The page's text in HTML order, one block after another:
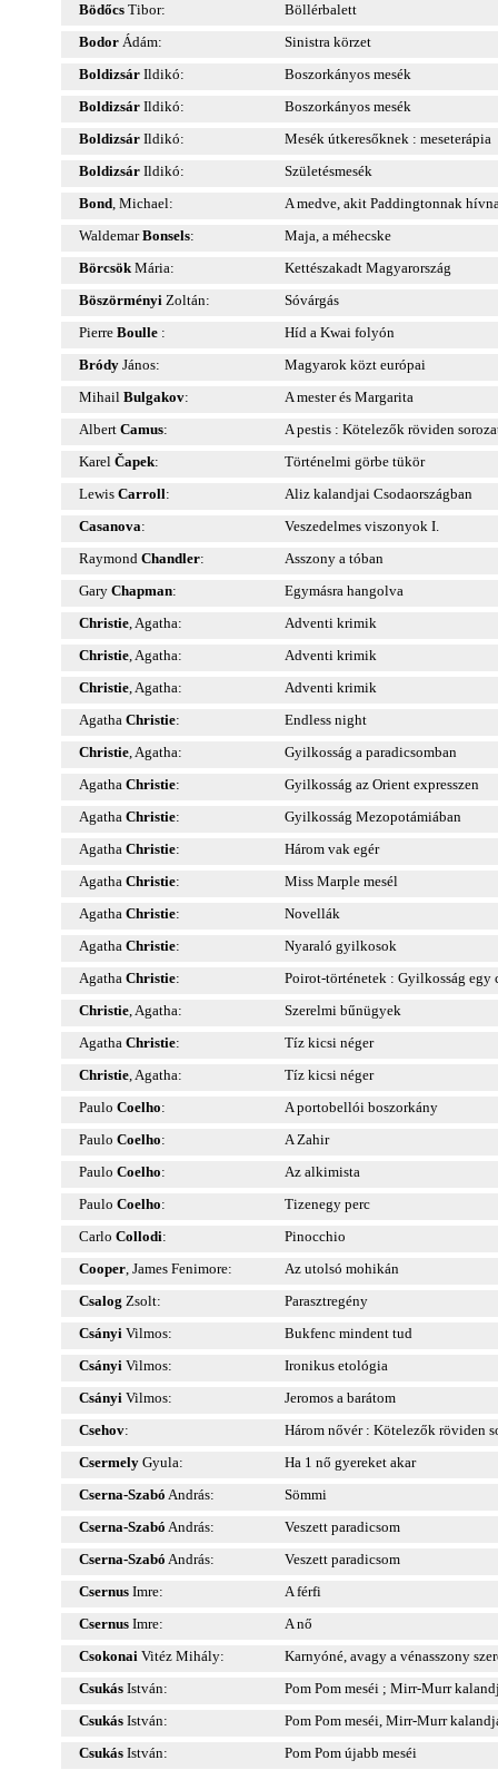
Bödőcs Tibor:
Böllérbalett
Bodor Ádám:
Sinistra körzet
Boldizsár Ildikó:
Boszorkányos mesék
Boldizsár Ildikó:
Boszorkányos mesék
Boldizsár Ildikó:
Mesék útkeresőknek : meseterápia
Boldizsár Ildikó:
Születésmesék
Bond, Michael:
A medve, akit Paddingtonnak
WaldemarBonsels:
Maja, a méhecske
BörcsökMária:
Kettészakadt Magyarország
Böszörményi Zoltán:
Sóvárgás
Pierre Boulle :
Híd a Kwai folyón
Bródy János:
Magyarok közt európai
Mihail Bulgakov:
A mester és Margarita
Albert Camus:
A pestis : Kötelezők röviden
Karel Čapek:
Történelmi görbe tükör
Lewis Carroll:
Aliz kalandjai Csodaországban
Casanova:
Veszedelmes viszonyok I.
Raymond Chandler:
Asszony a tóban
Gary Chapman:
Egymásra hangolva
Christie, Agatha:
Adventi krimik
Christie, Agatha:
Adventi krimik
Christie, Agatha:
Adventi krimik
Agatha Christie:
Endless night
Christie, Agatha:
Gyilkosság a paradicsomban
Agatha Christie:
Gyilkosság az Orient expresszen
Agatha Christie:
Gyilkosság Mezopotámiában
Agatha Christie:
Három vak egér
Agatha Christie:
Miss Marple mesél
Agatha Christie:
Novellák
Agatha Christie:
Nyaraló gyilkosok
Agatha Christie:
Poirot-történetek : Gyilkosság egy
Christie, Agatha:
Szerelmi bűnügyek
Agatha Christie:
Tíz kicsi néger
Christie, Agatha:
Tíz kicsi néger
Paulo Coelho:
A portobellói boszorkány
Paulo Coelho:
A Zahir
Paulo Coelho:
Az alkimista
Paulo Coelho:
Tizenegy perc
Carlo Collodi:
Pinocchio
Cooper, James Fenimore:
Az utolsó mohikán
Csalog Zsolt:
Parasztregény
Csányi Vilmos:
Bukfenc mindent tud
Csányi Vilmos:
Ironikus etológia
Csányi Vilmos:
Jeromos a barátom
Csehov:
Három nővér : Kötelezők röviden
Csermely Gyula:
Ha 1 nő gyereket akar
Cserna-Szabó András:
Sömmi
Cserna-Szabó András:
Veszett paradicsom
Cserna-Szabó András:
Veszett paradicsom
Csernus Imre:
A férfi
Csernus Imre:
A nő
Csokonai Vitéz Mihály:
Karnyóné, avagy a vénasszony
Csukás István:
Pom Pom meséi ; Mirr-Murr
Csukás István:
Pom Pom meséi, Mirr-Murr
Csukás István:
Pom Pom újabb meséi